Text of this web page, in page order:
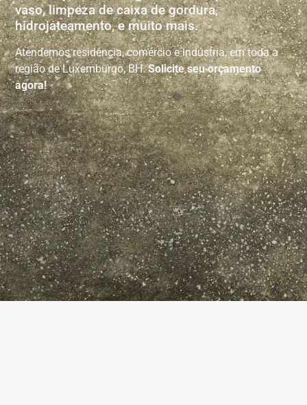
vaso, limpeza de caixa de gordura,
hidrojateamento, e muito mais.
Atendemos residência, comércio e indústria, em toda a
região de Luxemburgo, BH.Solicite seu orçamento
agora!